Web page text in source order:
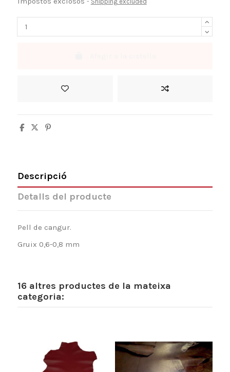
Descripció
Detalls del producte
Pell de cangur.
Gruix 0,6-0,8 mm
16 altres productes de la mateixa
categoria: